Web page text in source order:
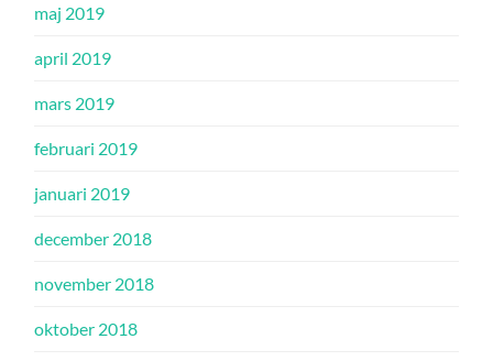
maj 2019
april 2019
mars 2019
februari 2019
januari 2019
december 2018
november 2018
oktober 2018